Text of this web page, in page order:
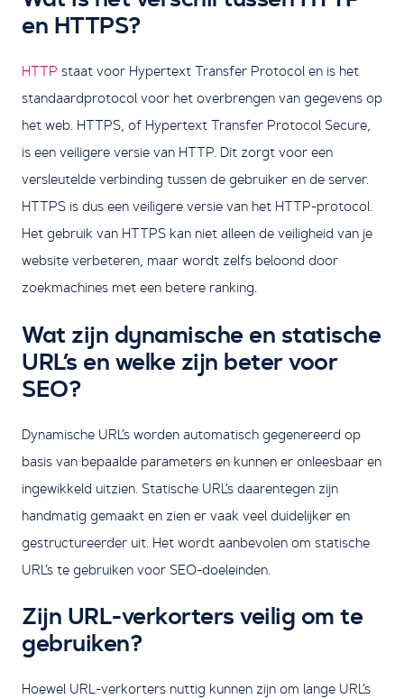
en HTTPS?
HTTP staat voor Hypertext Transfer Protocol en is het
standaardprotocol voor het overbrengen van gegevens op
het web. HTTPS, of Hypertext Transfer Protocol Secure,
is een veiligere versie van HTTP. Dit zorgt voor een
versleutelde verbinding tussen de gebruiker en de server.
HTTPS is dus een veiligere versie van het HTTP-protocol.
Het gebruik van HTTPS kan niet alleen de veiligheid van je
website verbeteren, maar wordt zelfs beloond door
zoekmachines met een betere ranking.
Wat zijn dynamische en statische
URL’s en welke zijn beter voor
SEO?
Dynamische URL’s worden automatisch gegenereerd op
basis van bepaalde parameters en kunnen er onleesbaar en
ingewikkeld uitzien. Statische URL’s daarentegen zijn
handmatig gemaakt en zien er vaak veel duidelijker en
gestructureerder uit. Het wordt aanbevolen om statische
URL’s te gebruiken voor SEO-doeleinden.
Zijn URL-verkorters veilig om te
gebruiken?
Hoewel URL-verkorters nuttig kunnen zijn om lange URL’s